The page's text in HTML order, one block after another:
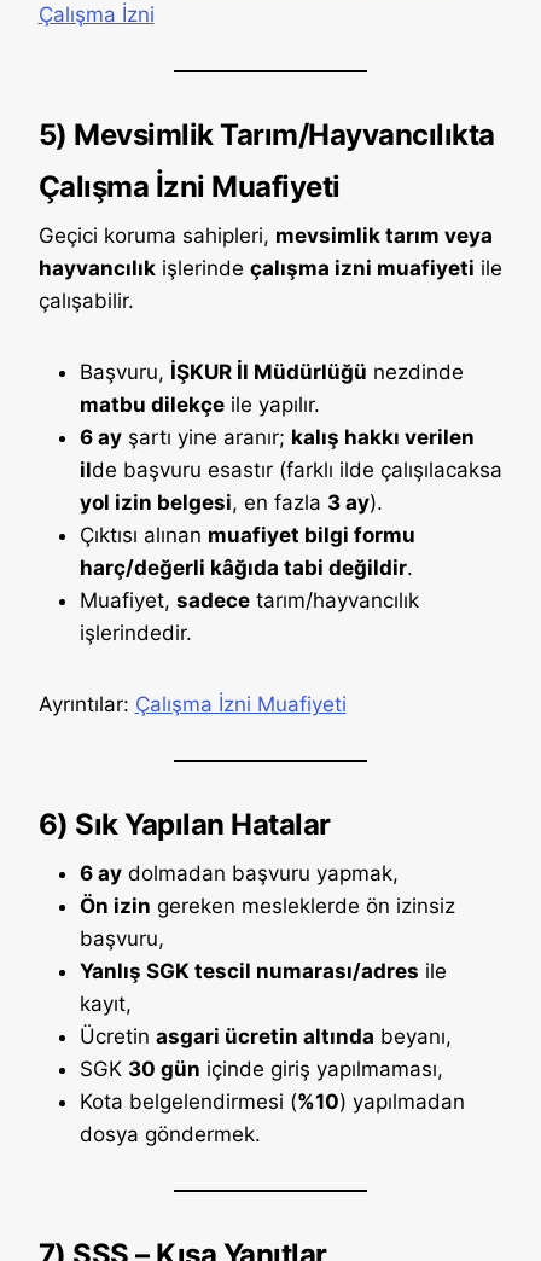
Çalışma İzni
5) Mevsimlik Tarım/Hayvancılıkta
Çalışma İzni Muafiyeti
Geçici koruma sahipleri, mevsimlik tarım veya
hayvancılıkişlerinde çalışma izni muafiyeti ile
çalışabilir.
Başvuru, İŞKUR İl Müdürlüğü nezdinde
matbu dilekçeile yapılır.
6 ayşartı yine aranır; kalış hakkı verilen
ilde başvuru esastır (farklı ilde çalışılacaksa
yol izin belgesi, en fazla 3 ay).
Çıktısı alınan muafiyet bilgi formu
harç/değerli kâğıda tabi değildir.
Muafiyet, sadecetarım/hayvancılık
işlerindedir.
Ayrıntılar: Çalışma İzni Muafiyeti
6) Sık Yapılan Hatalar
6 aydolmadan başvuru yapmak,
Ön izin gereken mesleklerde ön izinsiz
başvuru,
Yanlış SGK tescil numarası/adres ile
kayıt,
Ücretin asgari ücretin altında beyanı,
SGK 30 gün içinde giriş yapılmaması,
Kota belgelendirmesi (%10) yapılmadan
dosya göndermek.